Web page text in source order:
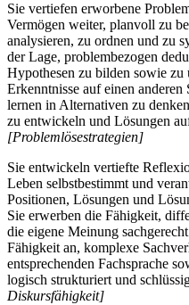
Sie vertiefen erworbene
Vermögen weiter, planvoll zu
analysieren, zu ordnen und zu
der Lage, problembezogen
Hypothesen zu bilden sowie zu
Erkenntnisse auf einen
lernen in Alternativen zu
zu entwickeln und Lösungen
[Problemlösestrategien]
Sie entwickeln vertiefte
Leben selbstbestimmt und
Positionen, Lösungen und
Sie erwerben die Fähigkeit,
die eigene Meinung
Fähigkeit an, komplexe
entsprechenden Fachsprache
logisch strukturiert und
Diskursfähigkeit]